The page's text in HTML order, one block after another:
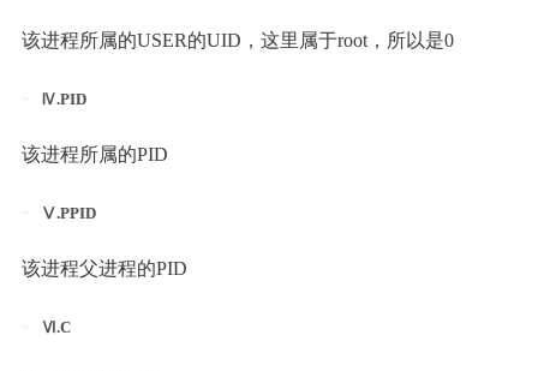
该进程所属的USER的UID，这里属于root，所以是0
Ⅳ.PID
该进程所属的PID
Ⅴ.PPID
该进程父进程的PID
Ⅵ.C